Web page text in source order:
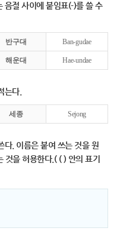
음절 사이에 붙임표(-)를 쓸 수
반구대 Ban-gudae
해운대 Hae-undae
는다.
세종 Sejong
다. 이름은 붙여 쓰는 것을 원
것을 허용한다.( ( ) 안의 표기